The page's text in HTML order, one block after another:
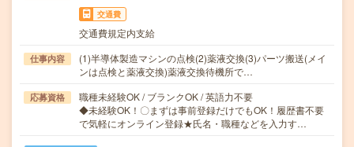
交通費
交通費規定内支給
仕事内容
(1)半導体製造マシンの点検(2)薬液交換(3)パーツ搬送(メイ
ンは点検と薬液交換)薬液交換待機所で…
応募資格
職種未経験OK / ブランクOK / 英語力不要
◆未経験OK！〇まずは事前登録だけでもOK！履歴書不要
で気軽にオンライン登録★氏名・職種などを入力す…